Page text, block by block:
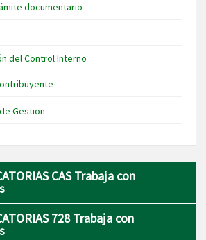
documentario
del Control Interno
Gestion
CAS Trabaja con
728 Trabaja con